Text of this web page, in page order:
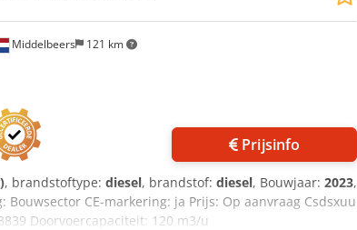
Middelbeers 121 km
Prijsinfo
, brandstoftype: diesel, brandstof: diesel, Bouwjaar: 2023,
Bouwsector CE-markering: ja Prijs: Op aanvraag Csdsxuu
Doorvoercapaciteit: 120 m3/u